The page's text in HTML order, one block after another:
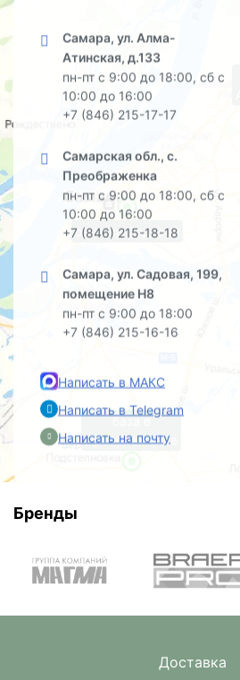
Самара, ул. Алма-
Атинская, д.133
пн-пт с 9:00 до 18:00, сб с
10:00 до 16:00
+7 (846) 215-17-17
Самарская обл., с.
Преображенка
пн-пт с 9:00 до 18:00, сб с
10:00 до 16:00
+7 (846) 215-18-18
Самара, ул. Садовая, 199,
помещение Н8
пн-пт с 9:00 до 18:00
+7 (846) 215-16-16
Написать в МАКС
Написать в Telegram
Написать на почту
офис на Садовой
база в
Преображенке
Бренды
Доставка